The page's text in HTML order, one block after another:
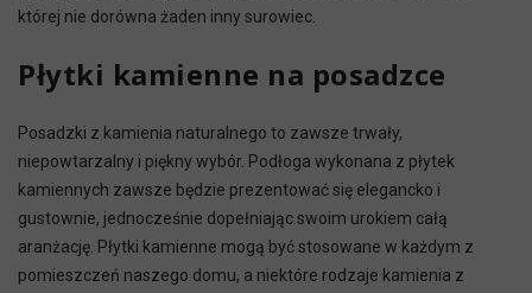
której nie dorówna żaden inny surowiec.
Płytki kamienne na posadzce
Posadzki z kamienia naturalnego to zawsze trwały,
niepowtarzalny i piękny wybór. Podłoga wykonana z płytek
kamiennych zawsze będzie prezentować się elegancko i
gustownie, jednocześnie dopełniając swoim urokiem całą
aranżację. Płytki kamienne mogą być stosowane w każdym z
pomieszczeń naszego domu, a niektóre rodzaje kamienia z